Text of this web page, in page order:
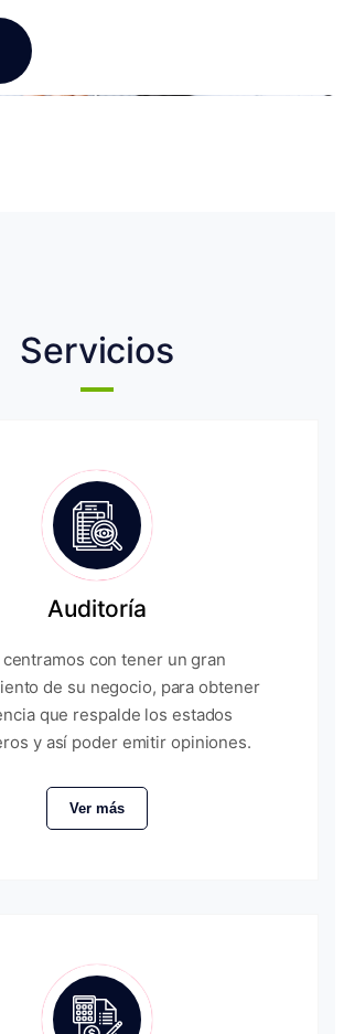
Servicios
Auditoría
centramos con tener un gran
de su negocio, para obtener
que respalde los estados
y así poder emitir opiniones.
Ver más